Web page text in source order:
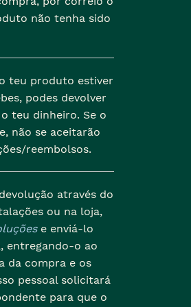
não tenha sido
teu produto estiver
podes devolver
teu dinheiro. Se o
não se aceitarão
reembolsos.
através do
ou na loja,
e enviá-lo
entregando-o ao
da compra e os
pessoal solicitará
para que o